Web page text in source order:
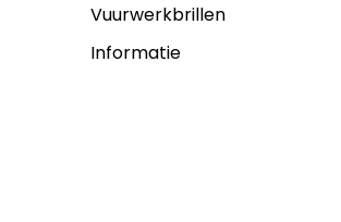
Vuurwerkbrillen
Informatie